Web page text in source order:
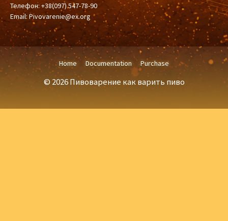
Телефон: +38(097) 547-78-90
Email: Pivovarenie@ex.org
Home Documentation Purchase
© 2026 Пивоварение как варить пиво